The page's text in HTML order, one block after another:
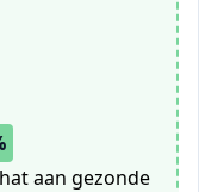
aan gezonde